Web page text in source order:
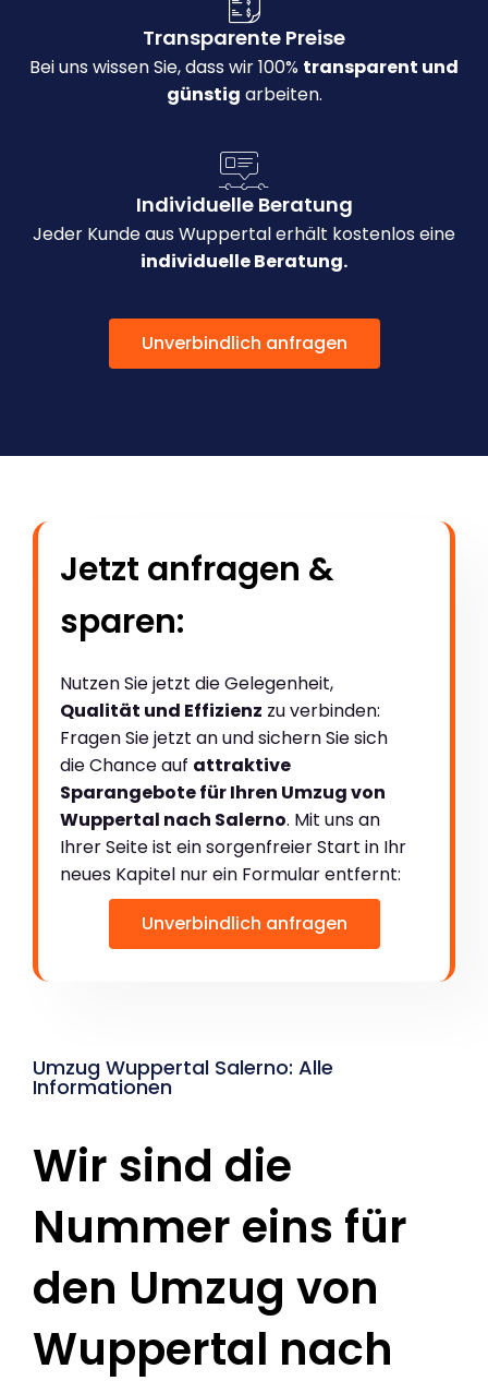
Transparente Preise
Bei uns wissen Sie, dass wir 100% transparent und
günstig arbeiten.
Individuelle Beratung
Jeder Kunde aus Wuppertal erhält kostenlos eine
individuelle Beratung.
Unverbindlich anfragen
Jetzt anfragen &
sparen:
Nutzen Sie jetzt die Gelegenheit,
Qualität und Effizienz zu verbinden:
Fragen Sie jetzt an und sichern Sie sich
die Chance auf attraktive
Sparangebote für Ihren Umzug von
Wuppertal nach Salerno. Mit uns an
Ihrer Seite ist ein sorgenfreier Start in Ihr
neues Kapitel nur ein Formular entfernt:
Unverbindlich anfragen
Umzug Wuppertal Salerno: Alle
Informationen
Wir sind die
Nummer eins für
den Umzug von
Wuppertal nach